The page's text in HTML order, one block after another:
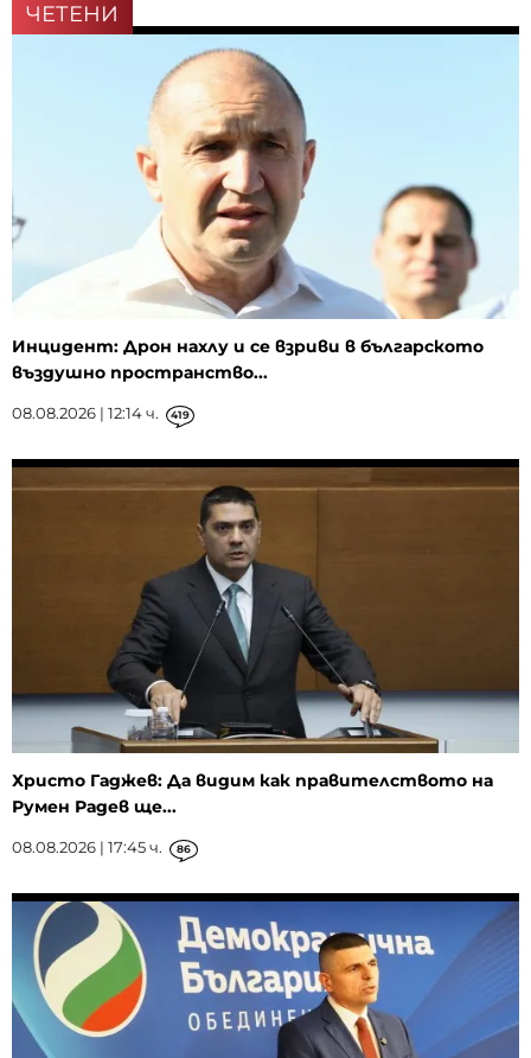
ЧЕТЕНИ
Инцидент: Дрон нахлу и се взриви в българското
въздушно пространство...
08.08.2026 | 12:14 ч. 419
Христо Гаджев: Да видим как правителството на
Румен Радев ще...
08.08.2026 | 17:45 ч. 86